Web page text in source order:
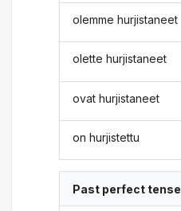
olemme hurjistaneet
olette hurjistaneet
ovat hurjistaneet
on hurjistettu
Past perfect tense